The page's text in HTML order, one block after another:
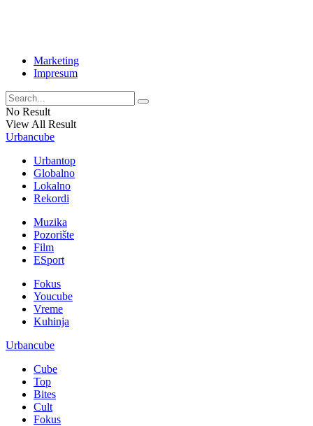
Marketing
Impresum
No Result
View All Result
Urbancube
Urbantop
Globalno
Lokalno
Rekordi
Muzika
Pozorište
Film
ESport
Fokus
Youcube
Vreme
Kuhinja
Urbancube
Cube
Top
Bites
Cult
Fokus